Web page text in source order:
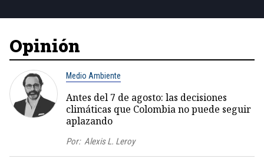
Opinión
Medio Ambiente
Antes del 7 de agosto: las decisiones
climáticas que Colombia no puede seguir
aplazando
Por: Alexis L. Leroy